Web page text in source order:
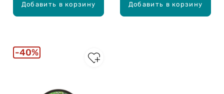
Добавить в корзину Добавить в корзину
40%